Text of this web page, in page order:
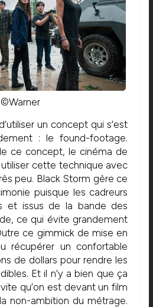
©Warner
un concept qui s’est
: le found-footage.
ce concept, le cinéma de
utiliser cette technique avec
peu. Black Storm gère ce
puisque les cadreurs
et issus de la bande des
ce qui évite grandement
ce gimmick de mise en
récupérer un confortable
de dollars pour rendre les
Et il n’y a bien que ça
vite qu’on est devant un film
non-ambition du métrage.